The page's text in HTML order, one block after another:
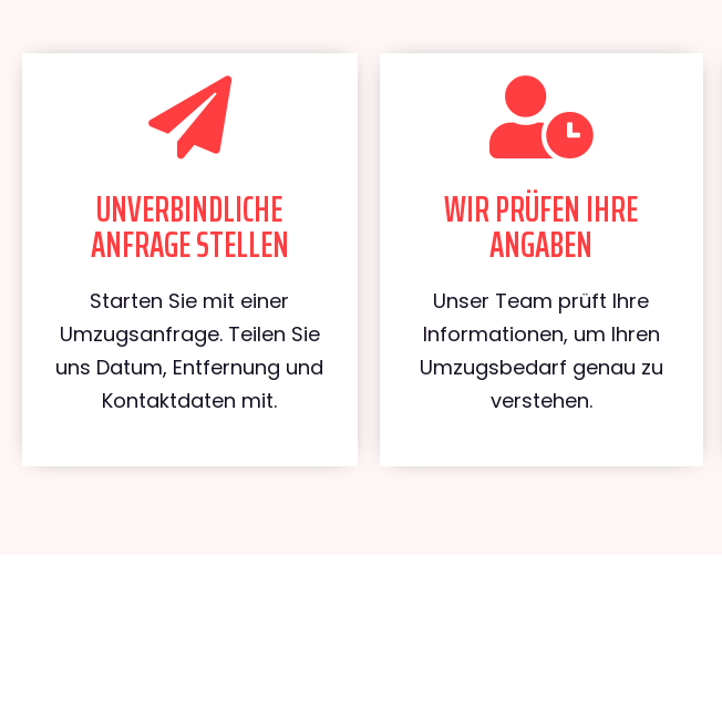
UNVERBINDLICHE
ANFRAGE STELLEN
Starten Sie mit einer
Umzugsanfrage. Teilen Sie
uns Datum, Entfernung und
Kontaktdaten mit.
WIR PRÜFEN IHRE
ANGABEN
Unser Team prüft Ihre
Informationen, um Ihren
Umzugsbedarf genau zu
verstehen.